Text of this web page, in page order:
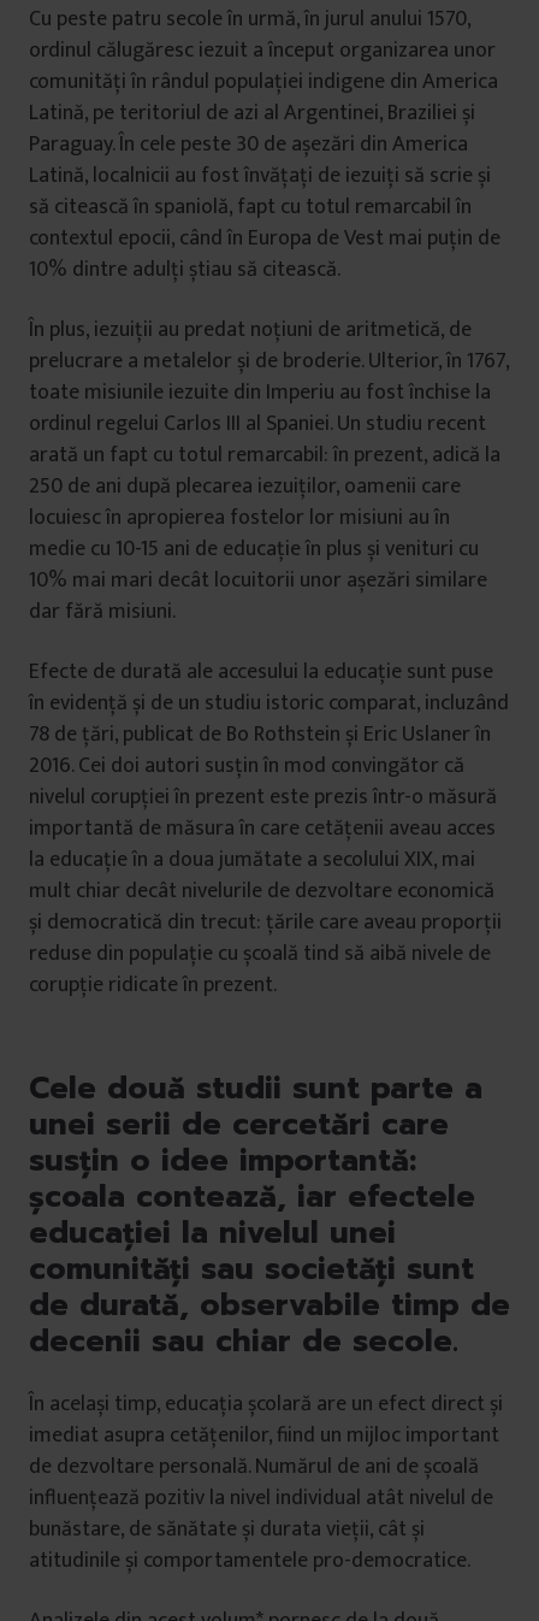
Cu peste patru secole în urmă, în jurul anului 1570,
ordinul călugăresc iezuit a început organizarea unor
comunități în rândul populației indigene din America
Latină, pe teritoriul de azi al Argentinei, Braziliei și
Paraguay. În cele peste 30 de așezări din America
Latină, localnicii au fost învățați de iezuiți să scrie și
să citească în spaniolă, fapt cu totul remarcabil în
contextul epocii, când în Europa de Vest mai puțin de
10% dintre adulți știau să citească.
În plus, iezuiții au predat noțiuni de aritmetică, de
prelucrare a metalelor și de broderie. Ulterior, în 1767,
toate misiunile iezuite din Imperiu au fost închise la
ordinul regelui Carlos III al Spaniei. Un studiu recent
arată un fapt cu totul remarcabil: în prezent, adică la
250 de ani după plecarea iezuiților, oamenii care
locuiesc în apropierea fostelor lor misiuni au în
medie cu 10-15 ani de educație în plus și venituri cu
10% mai mari decât locuitorii unor așezări similare
dar fără misiuni.
Efecte de durată ale accesului la educație sunt puse
în evidență și de un studiu istoric comparat, incluzând
78 de țări, publicat de Bo Rothstein și Eric Uslaner în
2016. Cei doi autori susțin în mod convingător că
nivelul corupției în prezent este prezis într-o măsură
importantă de măsura în care cetățenii aveau acces
la educație în a doua jumătate a secolului XIX, mai
mult chiar decât nivelurile de dezvoltare economică
și democratică din trecut: țările care aveau proporții
reduse din populație cu școală tind să aibă nivele de
corupție ridicate în prezent.
Cele două studii sunt parte a
unei serii de cercetări care
susțin o idee importantă:
școala contează, iar efectele
educației la nivelul unei
comunități sau societăți sunt
de durată, observabile timp de
decenii sau chiar de secole.
În același timp, educația școlară are un efect direct și
imediat asupra cetățenilor, fiind un mijloc important
de dezvoltare personală. Numărul de ani de școală
influențează pozitiv la nivel individual atât nivelul de
bunăstare, de sănătate și durata vieții, cât și
atitudinile și comportamentele pro-democratice.